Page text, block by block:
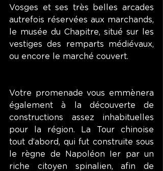
Vosges et ses très belles arcades
autrefois réservées aux marchands,
le musée du Chapitre, situé sur les
vestiges des remparts médiévaux,
ou encore le marché couvert.
Votre promenade vous emmènera
également à la découverte de
constructions assez inhabituelles
pour la région. La Tour chinoise
tout d’abord, qui fut construite sous
le règne de Napoléon Ier par un
riche citoyen spinalien, afin de